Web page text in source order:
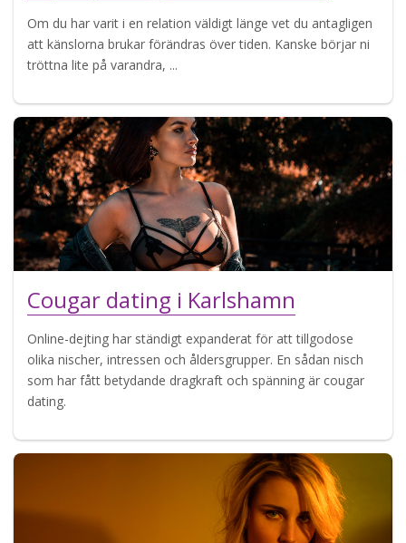
Om du har varit i en relation väldigt länge vet du antagligen
att känslorna brukar förändras över tiden. Kanske börjar ni
tröttna lite på varandra, ...
Cougar dating i Karlshamn
Online-dejting har ständigt expanderat för att tillgodose
olika nischer, intressen och åldersgrupper. En sådan nisch
som har fått betydande dragkraft och spänning är cougar
dating.